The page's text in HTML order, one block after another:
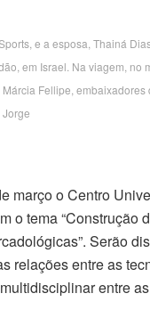
e a esposa, Thainá
em Israel. Na viagem, no
Fellipe, embaixadores
Jorge
março o Centro
o tema “Construção
Serão
relações entre as
entre